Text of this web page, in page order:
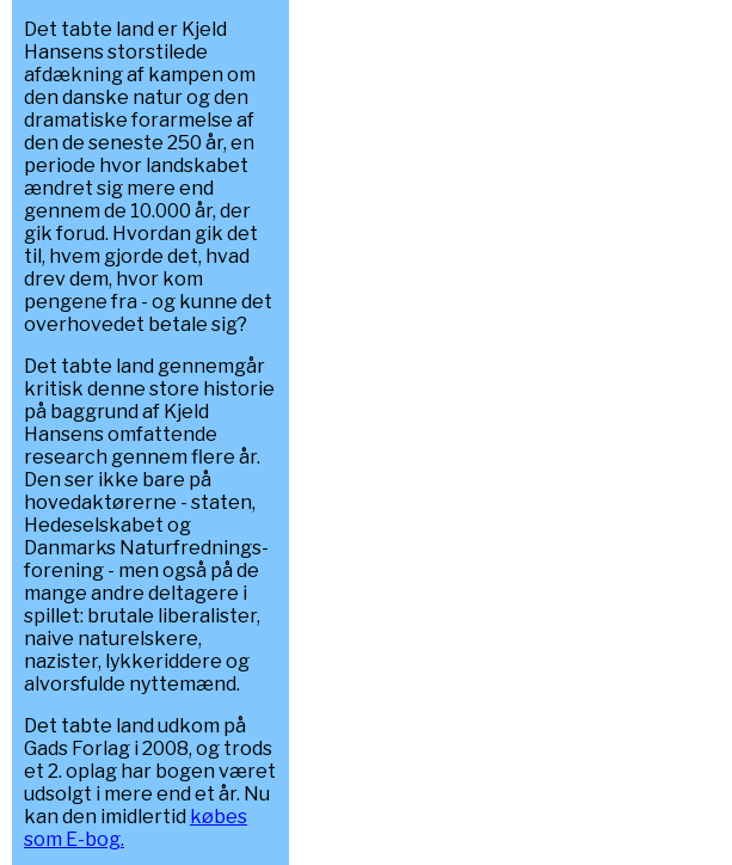
Det tabte land er Kjeld
Hansens storstilede
afdækning af kampen om
den danske natur og den
dramatiske forarmelse af
den de seneste 250 år, en
periode hvor landskabet
ændret sig mere end
gennem de 10.000 år, der
gik forud. Hvordan gik det
til, hvem gjorde det, hvad
drev dem, hvor kom
pengene fra - og kunne det
overhovedet betale sig?
Det tabte land gennemgår
kritisk denne store historie
på baggrund af Kjeld
Hansens omfattende
research gennem flere år.
Den ser ikke bare på
hovedaktørerne - staten,
Hedeselskabet og
Danmarks Naturfrednings-
forening - men også på de
mange andre deltagere i
spillet: brutale liberalister,
naive naturelskere,
nazister, lykkeriddere og
alvorsfulde nyttemænd.
Det tabte land udkom på
Gads Forlag i 2008, og trods
et 2. oplag har bogen været
udsolgt i mere end et år. Nu
kan den imidlertid købes
som E-bog.